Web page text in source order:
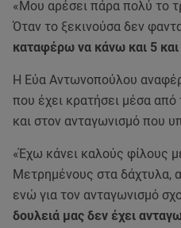
«Μου αρέσει πάρα πολύ το
Όταν το ξεκινούσα δεν
καταφέρω να κάνω και 5 και
Η Εύα Αντωνοπούλου
που έχει κρατήσει μέσα
και στον ανταγωνισμό που
«Έχω κάνει καλούς φίλους
Μετρημένους στα δάχτυλα,
ενώ για τον ανταγωνισμό
δουλειά μας δεν έχει